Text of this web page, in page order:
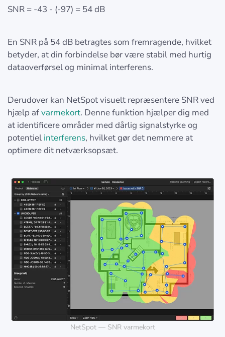
SNR = -43 - (-97) = 54 dB
En SNR på 54 dB betragtes som fremragende, hvilket
betyder, at din forbindelse bør være stabil med hurtig
dataoverførsel og minimal interferens.
Derudover kan NetSpot visuelt repræsentere SNR ved
hjælp afvarmekort. Denne funktion hjælper dig med
at identificere områder med dårlig signalstyrke og
potentiel interferens, hvilket gør det nemmere at
optimere dit netværksopsæt.
NetSpot — SNR varmekort